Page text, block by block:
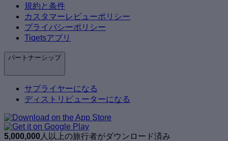
規約と条件
カスタマーレビューポリシー
プライバシーポリシー
Tiqetsアプリ
パートナーシップ
サプライヤーになる
ディストリビューターになる
5,000,000 人以上の旅行者がダウンロード済み